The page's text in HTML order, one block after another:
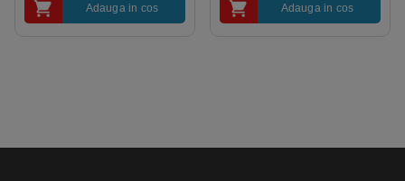
Adauga in cos Adauga in cos